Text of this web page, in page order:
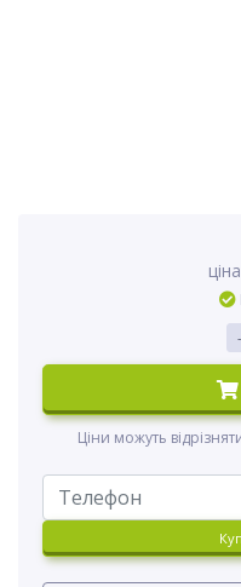
ціна
-
Ціни можуть